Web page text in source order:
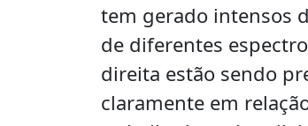
tem gerado intensos
de diferentes
direita estão sendo
claramente em